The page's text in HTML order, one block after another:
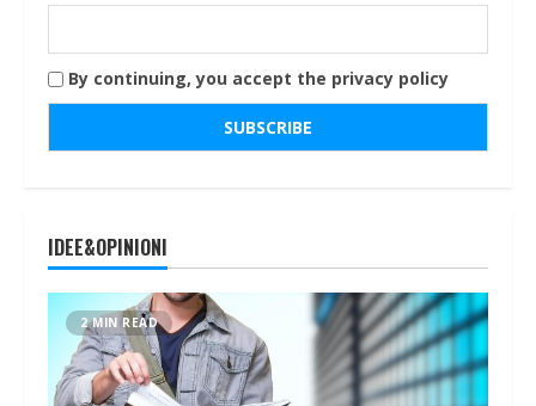
By continuing, you accept the privacy policy
IDEE&OPINIONI
2 MIN READ